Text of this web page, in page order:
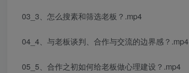
03_3、怎么搜素和筛选老板？.mp4
04_4、与老板谈判、合作与交流的边界感？.mp4
05_5、合作之初如何给老板做心理建设？.mp4